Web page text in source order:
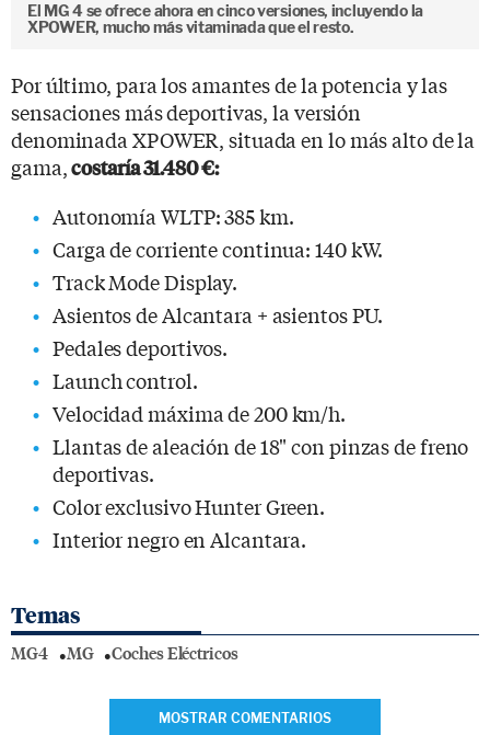
El MG 4 se ofrece ahora en cinco versiones, incluyendo la
XPOWER, mucho más vitaminada que el resto.
Por último, para los amantes de la potencia y las
sensaciones más deportivas, la versión
denominada XPOWER, situada en lo más alto de la
gama,costaría 31.480 €:
Autonomía WLTP: 385 km.
Carga de corriente continua: 140 kW.
Track Mode Display.
Asientos de Alcantara + asientos PU.
Pedales deportivos.
Launch control.
Velocidad máxima de 200 km/h.
Llantas de aleación de 18" con pinzas de freno
deportivas.
Color exclusivo Hunter Green.
Interior negro en Alcantara.
Temas
MG4 MG Coches Eléctricos
MOSTRAR COMENTARIOS